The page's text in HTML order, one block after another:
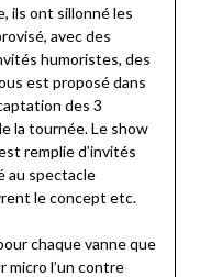
ils ont sillonné les
avec des
humoristes, des
est proposé dans
des 3
la tournée. Le show
remplie d’invités
au spectacle
le concept etc.
chaque vanne que
micro l’un contre